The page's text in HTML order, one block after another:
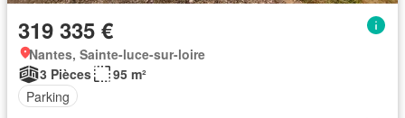
319 335 €
Nantes, Sainte-luce-sur-loire
3 Pièces
95 m²
Parking